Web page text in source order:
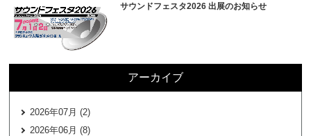
サウンドフェスタ2026 出展のお知らせ
アーカイブ
2026年07月 (2)
2026年06月 (8)